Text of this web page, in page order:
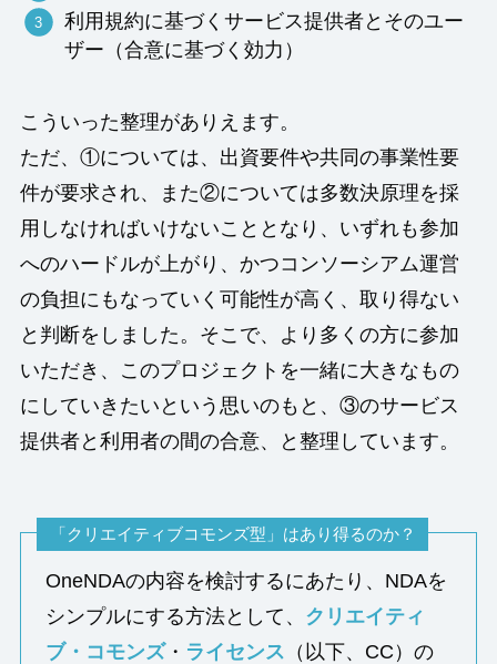
利用規約に基づくサービス提供者とそのユー
ザー（合意に基づく効力）
こういった整理がありえます。
ただ、①については、出資要件や共同の事業性要
件が要求され、また②については多数決原理を採
用しなければいけないこととなり、いずれも参加
へのハードルが上がり、かつコンソーシアム運営
の負担にもなっていく可能性が高く、取り得ない
と判断をしました。そこで、より多くの方に参加
いただき、このプロジェクトを一緒に大きなもの
にしていきたいという思いのもと、③のサービス
提供者と利用者の間の合意、と整理しています。
「クリエイティブコモンズ型」はあり得るのか？
OneNDAの内容を検討するにあたり、NDAを
シンプルにする方法として、 クリエイティ
ブ・コモンズ・ ライセンス
（以下、CC）の